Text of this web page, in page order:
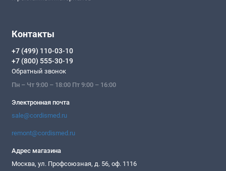
Контакты
+7 (499) 110-03-10
+7 (800) 555-30-19
Обратный звонок
Пн – Чт 9:00 – 18:00 Пт 9:00 – 16:00
Электронная почта
sale@cordismed.ru
remont@cordismed.ru
Адрес магазина
Москва, ул. Профсоюзная, д. 56, оф. 1116